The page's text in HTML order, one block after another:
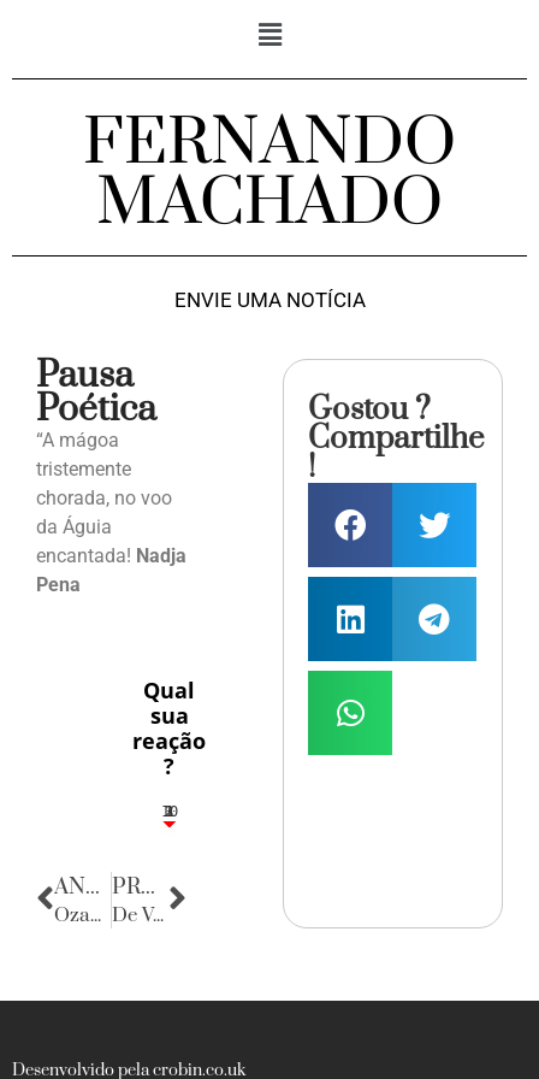
FERNANDO
MACHADO
ENVIE UMA NOTÍCIA
Pausa
Poética
“A mágoa
tristemente
chorada, no voo
da Águia
encantada! Nadja
Pena
Qual
sua
reação
?
3
1
1
2
10
ANTERIOR
Ozano Brito anuncia um novo tempo para Gravatá
PRÓXIMA
De Volta para o Passado
Gostou ?
Compartilhe
!
Desenvolvido pela crobin.co.uk